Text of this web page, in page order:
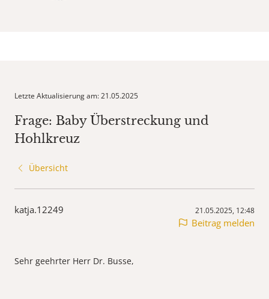
Letzte Aktualisierung am: 21.05.2025
Frage: Baby Überstreckung und
Hohlkreuz
Übersicht
katja.12249 21.05.2025, 12:48
Beitrag melden
Sehr geehrter Herr Dr. Busse,